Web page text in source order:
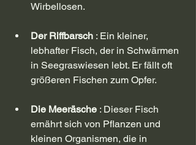
Wirbellosen.
Der Riffbarsch : Ein kleiner,
lebhafter Fisch, der in Schwärmen
in Seegraswiesen lebt. Er fällt oft
größeren Fischen zum Opfer.
Die Meeräsche : Dieser Fisch
ernährt sich von Pflanzen und
kleinen Organismen, die in